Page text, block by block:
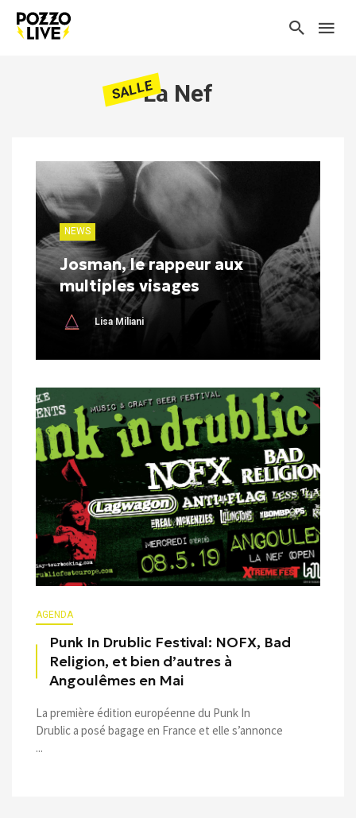
SALLELa Nef
NEWS
Josman, le rappeur aux
multiples visages
Lisa Miliani
AGENDA
Punk In Drublic Festival: NOFX, Bad
Religion, et bien d’autres à
Angoulêmes en Mai
La première édition européenne du Punk In
Drublic a posé bagage en France et elle s’annonce
...